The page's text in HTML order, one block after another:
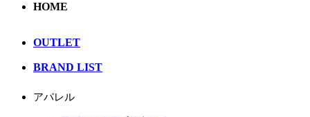
HOME
OUTLET
BRAND LIST
アパレル